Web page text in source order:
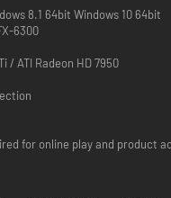
au gameplay nerveux
ou nouveaux
et le gameplay
vous à embrasser les
8.1 64bit Windows 10 64bit
6300
/ ATI Radeon HD 7950
for online play and product